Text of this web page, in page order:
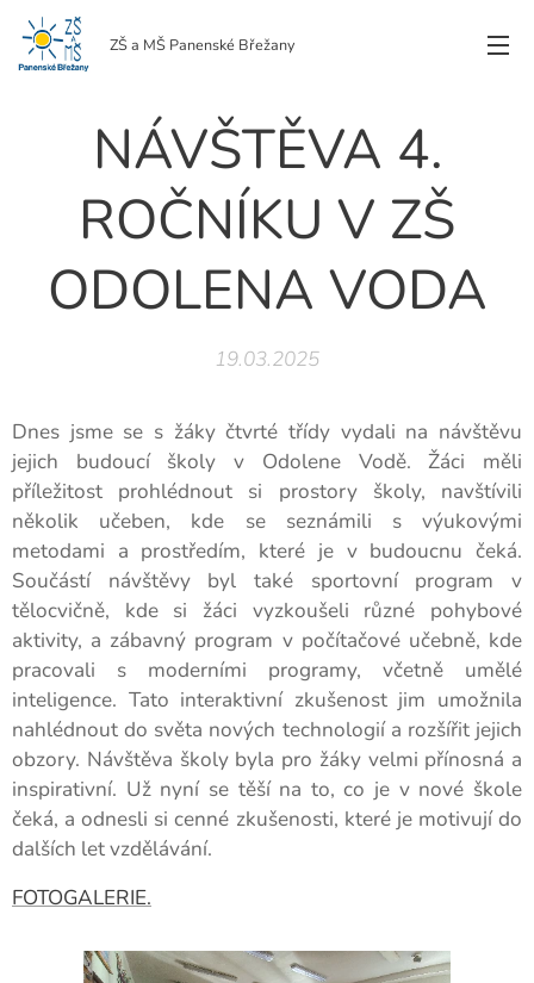
ZŠ a MŠ Panenské Břežany
NÁVŠTĚVA 4.
ROČNÍKU V ZŠ
ODOLENA VODA
19.03.2025
Dnes jsme se s žáky čtvrté třídy vydali na návštěvu
jejich budoucí školy v Odolene Vodě. Žáci měli
příležitost prohlédnout si prostory školy, navštívili
několik učeben, kde se seznámili s výukovými
metodami a prostředím, které je v budoucnu čeká.
Součástí návštěvy byl také sportovní program v
tělocvičně, kde si žáci vyzkoušeli různé pohybové
aktivity, a zábavný program v počítačové učebně, kde
pracovali s moderními programy, včetně umělé
inteligence. Tato interaktivní zkušenost jim umožnila
nahlédnout do světa nových technologií a rozšířit jejich
obzory. Návštěva školy byla pro žáky velmi přínosná a
inspirativní. Už nyní se těší na to, co je v nové škole
čeká, a odnesli si cenné zkušenosti, které je motivují do
dalších let vzdělávání.
FOTOGALERIE.